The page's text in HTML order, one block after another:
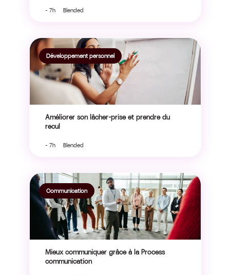
- 7h Blended
Développement personnel
Améliorer son lâcher-prise et prendre du
recul
- 7h Blended
Communication
Mieux communiquer grâce à la Process
communication